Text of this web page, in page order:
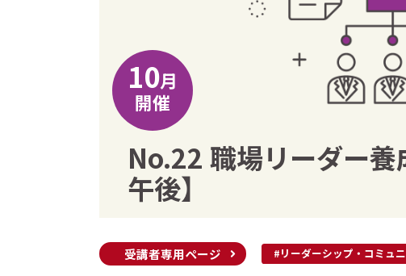
10月
開催
No.22 職場リーダー養
午後】
受講者専用ページ #リーダーシップ・コミュ